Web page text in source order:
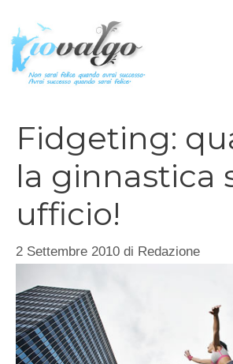
contenuto
Fidgeting:
la ginnastica
ufficio!
2 Settembre 2010 di Redazione